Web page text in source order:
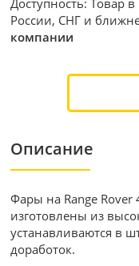
Доступность: Товар
России, СНГ и
компании
Описание
Фары на Range Rover
изготовлены из
устанавливаются в
доработок.